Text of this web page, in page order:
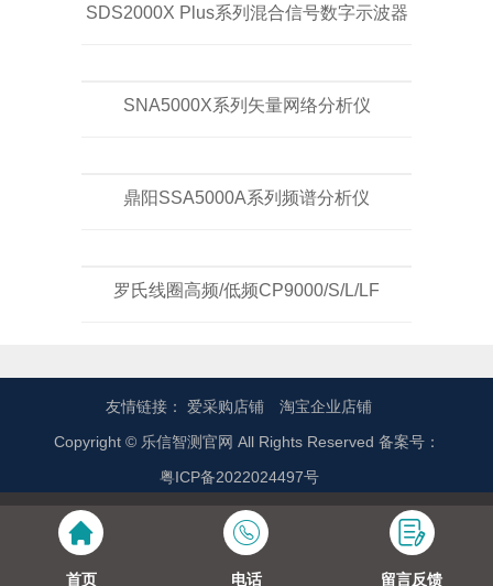
SDS2000X Plus系列混合信号数字示波器
SNA5000X系列矢量网络分析仪
鼎阳SSA5000A系列频谱分析仪
罗氏线圈高频/低频CP9000/S/L/LF
友情链接： 爱采购店铺
淘宝企业店铺
Copyright © 乐信智测官网 All Rights Reserved 备案号：
粤ICP备2022024497号
首页 电话 留言反馈